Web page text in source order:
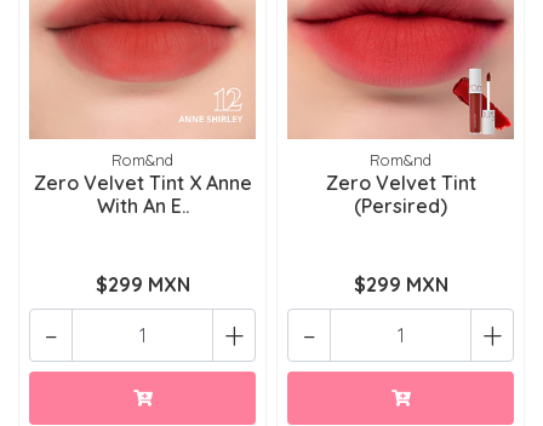
Rom&nd
Zero Velvet Tint X Anne
With An E..
$299 MXN
+
-
Rom&nd
Zero Velvet Tint
(Persired)
$299 MXN
+
-